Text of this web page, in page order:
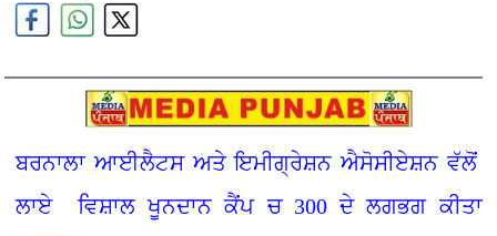
ਬਰਨਾਲਾ ਆਈਲੈਟਸ ਅਤੇ ਇਮੀਗ੍ਰੇਸ਼ਨ ਐਸੋਸੀਏਸ਼ਨ ਵੱਲੋਂ
ਲਾਏ ਵਿਸ਼ਾਲ ਖੂਨਦਾਨ ਕੈਂਪ ਚ 300 ਦੇ ਲਗਭਗ ਕੀਤਾ